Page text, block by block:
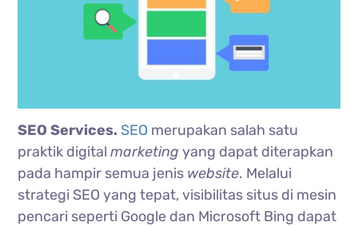
SEO Services. SEO merupakan salah satu
praktik digitalmarketing yang dapat diterapkan
pada hampir semua jenis website. Melalui
strategi SEO yang tepat, visibilitas situs di mesin
pencari seperti Google dan Microsoft Bing dapat